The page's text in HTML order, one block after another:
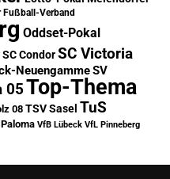
Fußball-Verband
Oddset-Pokal
SC Condor SC Victoria
NeuengammeSV
05Top-Thema
08 TSV Sasel TuS
VfB Lübeck VfL Pinneberg